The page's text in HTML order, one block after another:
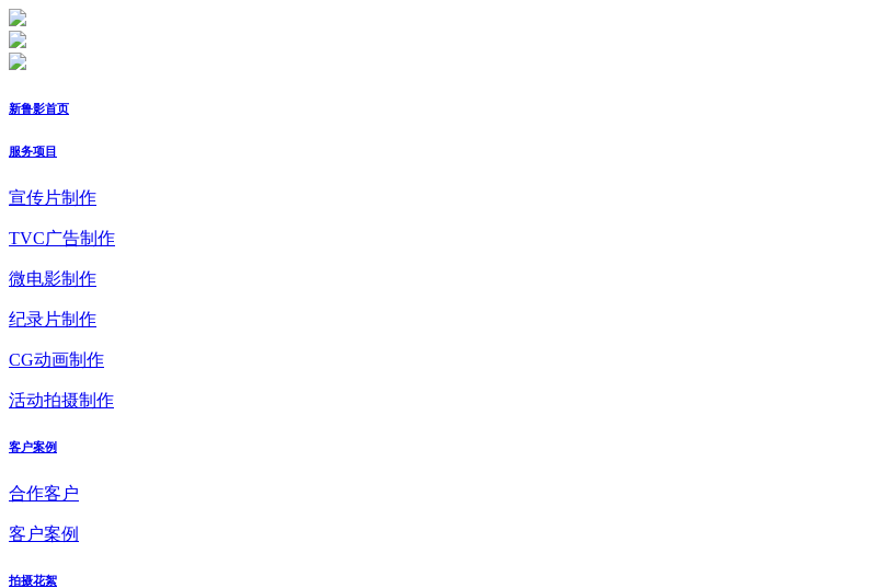
新鲁影首页
服务项目
宣传片制作
TVC广告制作
微电影制作
纪录片制作
CG动画制作
活动拍摄制作
客户案例
合作客户
客户案例
拍摄花絮